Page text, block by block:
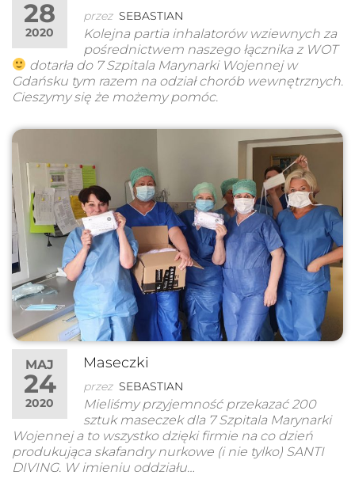
28
2020
przez SEBASTIAN
Kolejna partia inhalatorów wziewnych za
pośrednictwem naszego łącznika z WOT
dotarła do 7 Szpitala Marynarki Wojennej w
Gdańsku tym razem na odział chorób wewnętrznych.
Cieszymy się że możemy pomóc.
MAJ
24
2020
Maseczki
przez SEBASTIAN
Mieliśmy przyjemność przekazać 200
sztuk maseczek dla 7 Szpitala Marynarki
Wojennej a to wszystko dzięki firmie na co dzień
produkująca skafandry nurkowe (i nie tylko) SANTI
DIVING. W imieniu oddziału…